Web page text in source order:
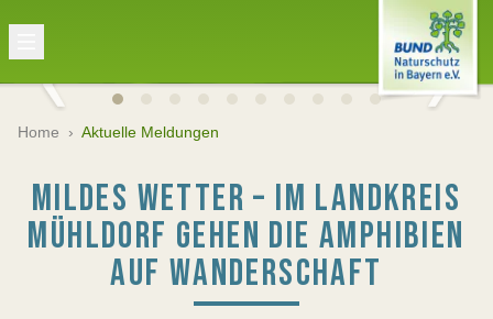
Home › Aktuelle Meldungen
MILDES WETTER – IM LANDKREIS
MÜHLDORF GEHEN DIE AMPHIBIEN
AUF WANDERSCHAFT